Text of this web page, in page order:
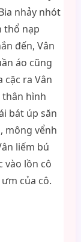
nhảy nhót
thổ nạp
đến, Vân
áo cũng
cặc ra Vân
thân hình
bát úp săn
mông vểnh
liếm bú
vào lồn cô
của cô.